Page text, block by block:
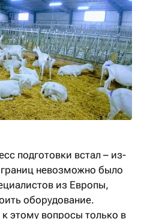
подготовки встал – из-
невозможно было
из Европы,
оборудование.
этому вопросы только в